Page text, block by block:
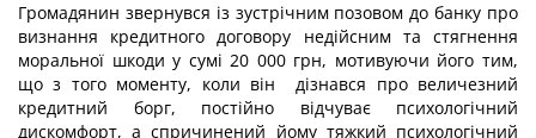
Громадянин звернувся із зустрічним позовом до банку про
визнання кредитного договору недійсним та стягнення
моральної шкоди у сумі 20 000 грн, мотивуючи його тим,
що з того моменту, коли він дізнався про величезний
кредитний борг, постійно відчуває психологічний
дискомфорт, а спричинений йому тяжкий психологічний